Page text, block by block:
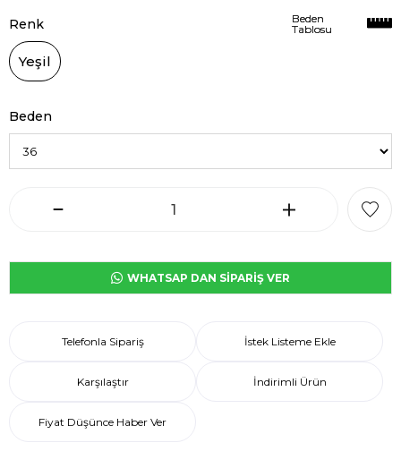
Renk
Yeşil
Beden
Beden
Tablosu
Beden
Tablosu
WHATSAP DAN SİPARİŞ VER
Telefonla Sipariş İstek Listeme Ekle
Karşılaştır İndirimli Ürün
Fiyat Düşünce Haber Ver